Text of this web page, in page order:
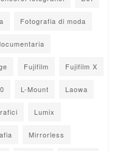
Fotografia di moda
Fujifilm Fujifilm X
L-Mount Laowa
Lumix
Mirrorless